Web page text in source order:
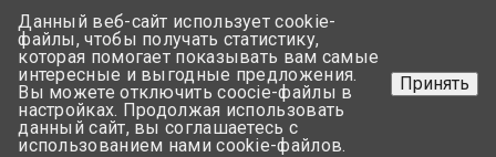
+375 17-350-99-56
+375 44-752-82-08
Задать вопрос
Данный веб-сайт использует cookie-
файлы, чтобы получать статистику,
которая помогает показывать вам самые
интересные и выгодные предложения.
Вы можете отключить coocie-файлы в
настройках. Продолжая использовать
данный сайт, вы соглашаетесь с
использованием нами cookie-файлов.
Принять